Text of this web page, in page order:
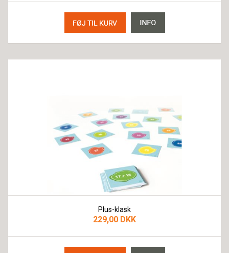
Plus-klask
229,00 DKK